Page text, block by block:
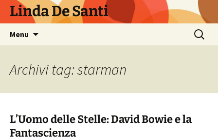
Linda De Santi
Menu
Ricerca
per:
Archivi tag: starman
L’Uomo delle Stelle: David Bowie e la
Fantascienza